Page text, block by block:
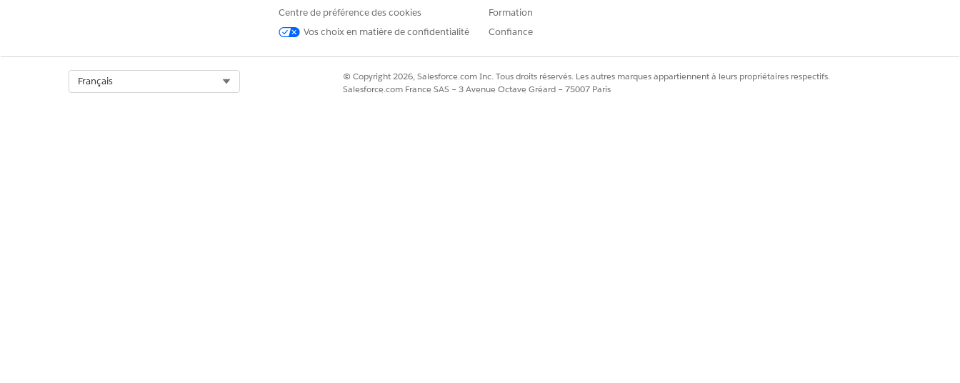
CET ARTICLE A-T-IL RÉSOLU VOTRE PROBLÈME ?
Dites-nous ce que nous pouvons améliorer !
Centre de préférence des cookies
Vos choix en matière de confidentialité
Formation
Confiance
Français
© Copyright 2026, Salesforce.com Inc. Tous droits réservés. Les autres marques appartiennent à leurs propriétaires respectifs.
Salesforce.com France SAS – 3 Avenue Octave Gréard – 75007 Paris